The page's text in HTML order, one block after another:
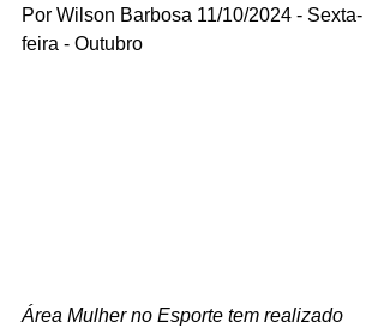
Por Wilson Barbosa 11/10/2024 - Sexta-
feira - Outubro
Área Mulher no Esporte tem realizado